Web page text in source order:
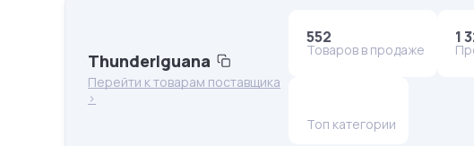
ThunderIguana
Перейти к товарам поставщика
>
552
Товаров в продаже
1
Топ категории